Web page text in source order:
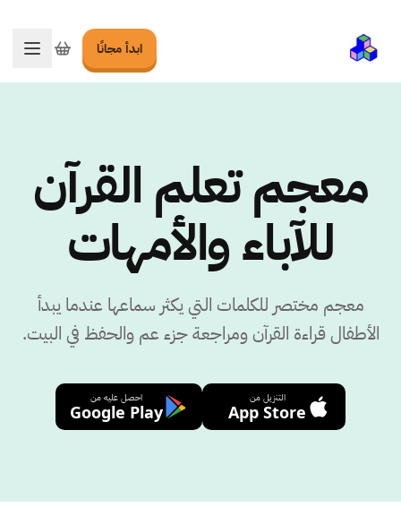
ابدأ مجانًا تبديل
معجم تعلم القرآن
للآباء والأمهات
معجم مختصر للكلمات التي يكثر سماعها عندما يبدأ
الأطفال قراءة القرآن ومراجعة جزء عم والحفظ في البيت.
التنزيل من
App Store
احصل عليه من
Google Play